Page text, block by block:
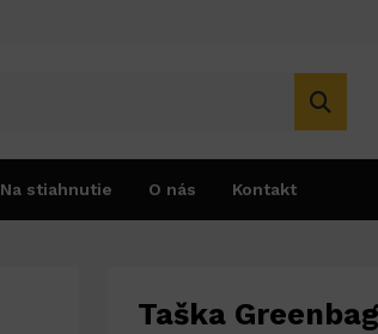
Na stiahnutie O nás Kontakt
Taška